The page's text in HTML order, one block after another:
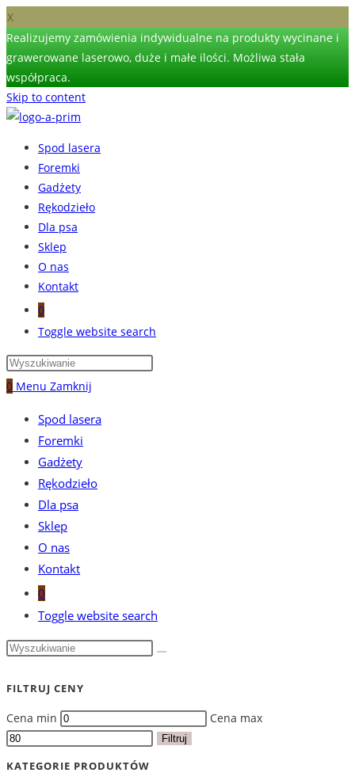
X
Realizujemy zamówienia indywidualne na produkty wycinane i
grawerowane laserowo, duże i małe ilości. Możliwa stała
współpraca.
Skip to content
Spod lasera
Foremki
Gadżety
Rękodzieło
Dla psa
Sklep
O nas
Kontakt
0
Toggle website search
0 Menu Zamknij
Spod lasera
Foremki
Gadżety
Rękodzieło
Dla psa
Sklep
O nas
Kontakt
0
Toggle website search
FILTRUJ CENY
Cena min Cena max
Filtruj
KATEGORIE PRODUKTÓW